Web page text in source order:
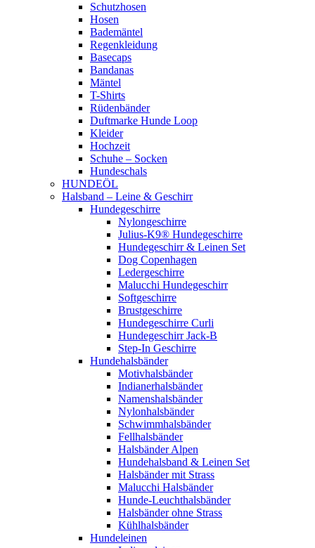
Schutzhosen
Hosen
Bademäntel
Regenkleidung
Basecaps
Bandanas
Mäntel
T-Shirts
Rüdenbänder
Duftmarke Hunde Loop
Kleider
Hochzeit
Schuhe – Socken
Hundeschals
HUNDEÖL
Halsband – Leine & Geschirr
Hundegeschirre
Nylongeschirre
Julius-K9® Hundegeschirre
Hundegeschirr & Leinen Set
Dog Copenhagen
Ledergeschirre
Malucchi Hundegeschirr
Softgeschirre
Brustgeschirre
Hundegeschirre Curli
Hundegeschirr Jack-B
Step-In Geschirre
Hundehalsbänder
Motivhalsbänder
Indianerhalsbänder
Namenshalsbänder
Nylonhalsbänder
Schwimmhalsbänder
Fellhalsbänder
Halsbänder Alpen
Hundehalsband & Leinen Set
Halsbänder mit Strass
Malucchi Halsbänder
Hunde-Leuchthalsbänder
Halsbänder ohne Strass
Kühlhalsbänder
Hundeleinen